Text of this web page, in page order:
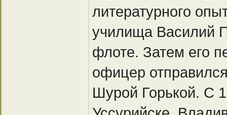
литературного
училища Василий
флоте. Затем его
офицер
Шурой Горькой. С